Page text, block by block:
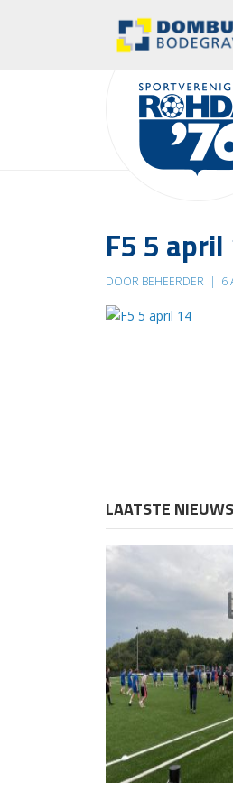
F5 5 april
DOOR BEHEERDER | 6
LAATSTE